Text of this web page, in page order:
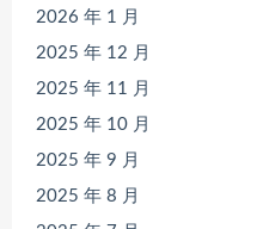
2026 年 1 月
2025 年 12 月
2025 年 11 月
2025 年 10 月
2025 年 9 月
2025 年 8 月